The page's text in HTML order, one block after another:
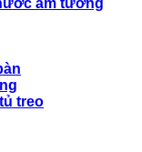
âm tường
treo